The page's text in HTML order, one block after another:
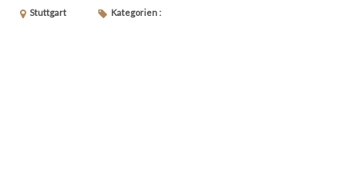
Stuttgart Kategorien :